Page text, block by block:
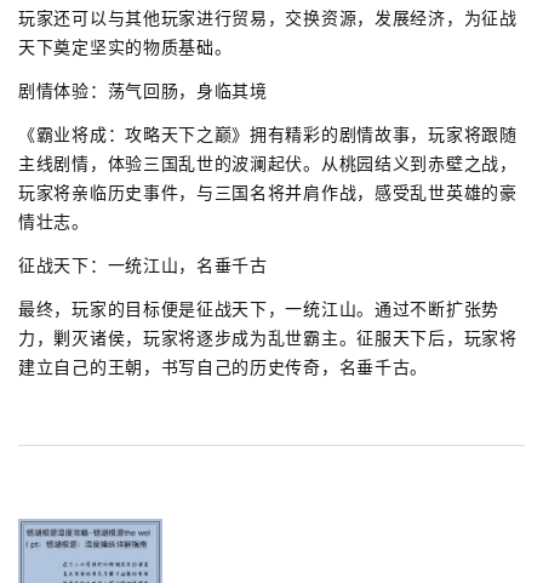
玩家还可以与其他玩家进行贸易，交换资源，发展经济，为征战
天下奠定坚实的物质基础。
剧情体验：荡气回肠，身临其境
《霸业将成：攻略天下之巅》拥有精彩的剧情故事，玩家将跟随
主线剧情，体验三国乱世的波澜起伏。从桃园结义到赤壁之战，
玩家将亲临历史事件，与三国名将并肩作战，感受乱世英雄的豪
情壮志。
征战天下：一统江山，名垂千古
最终，玩家的目标便是征战天下，一统江山。通过不断扩张势
力，剿灭诸侯，玩家将逐步成为乱世霸主。征服天下后，玩家将
建立自己的王朝，书写自己的历史传奇，名垂千古。